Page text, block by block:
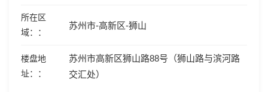
所在区
域：
苏州市-高新区-狮山
楼盘地
址：
苏州市高新区狮山路88号（狮山路与滨河路
交汇处）